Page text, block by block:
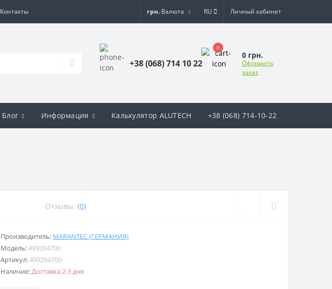
Контакты грн. Валюта RU Личный кабинет
+38 (068) 714 10 22
0
0 грн.
Оформить
заказ
Блог Информация Калькулятор ALUTECH +38 (068) 714-10-22
Отзывы: (0)
Производитель: MARANTEC (ГЕРМАНИЯ)
Модель:499204700
Артикул:499204700
Наличие:Доставка 2-3 дня